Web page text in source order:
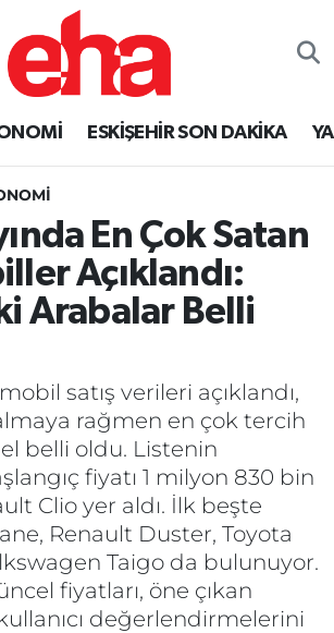
ESKİŞEHİR SON DAKİKA
En Çok Satan
Açıklandı:
Arabalar Belli
satış verileri açıklandı,
rağmen en çok tercih
belli oldu. Listenin
fiyatı 1 milyon 830 bin
Clio yer aldı. İlk beşte
Renault Duster, Toyota
Taigo da bulunuyor.
fiyatları, öne çıkan
değerlendirmelerini